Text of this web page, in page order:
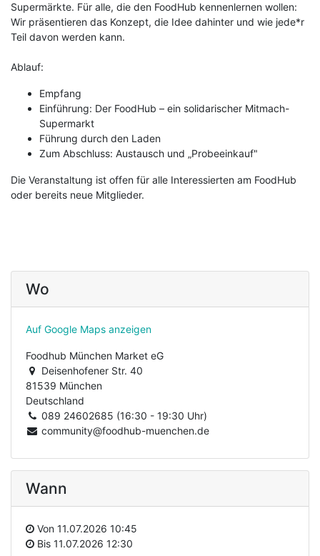
Supermärkte. Für alle, die den FoodHub kennenlernen wollen:
Wir präsentieren das Konzept, die Idee dahinter und wie jede*r
Teil davon werden kann.
Ablauf:
Empfang
Einführung: Der FoodHub – ein solidarischer Mitmach-
Supermarkt
Führung durch den Laden
Zum Abschluss: Austausch und „Probeeinkauf"
Die Veranstaltung ist offen für alle Interessierten am FoodHub
oder bereits neue Mitglieder.
Wo
Auf Google Maps anzeigen
Foodhub München Market eG
Deisenhofener Str. 40
81539 München
Deutschland
089 24602685 (16:30 - 19:30 Uhr)
community@foodhub-muenchen.de
Wann
Von 11.07.2026 10:45
Bis 11.07.2026 12:30